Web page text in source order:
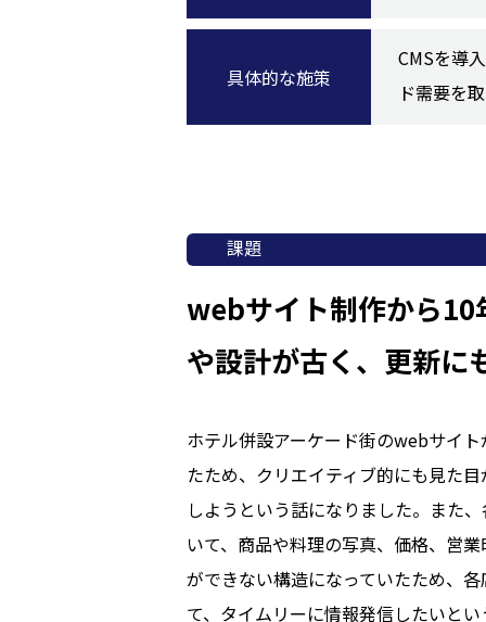
具体的な施策
CMSを導
ド需要を
課題
webサイト制作から10
や設計が古く、更新に
ホテル併設アーケード街のwebサイ
たため、クリエイティブ的にも見た
しようという話になりました。また
いて、商品や料理の写真、価格、営
ができない構造になっていたため、
て、タイムリーに情報発信したいと